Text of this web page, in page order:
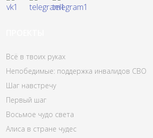
Всё в твоих руках
Непобедимые: поддержка инвалидов СВО
Шаг навстречу
Первый шаг
Восьмое чудо света
Алиса в стране чудес